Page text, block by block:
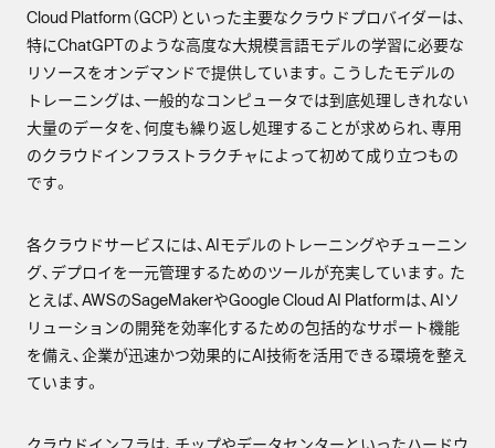
Cloud Platform（GCP）といった主要なクラウドプロバイダーは、
特にChatGPTのような高度な大規模言語モデルの学習に必要な
リソースをオンデマンドで提供しています。こうしたモデルの
トレーニングは、一般的なコンピュータでは到底処理しきれない
大量のデータを、何度も繰り返し処理することが求められ、専用
のクラウドインフラストラクチャによって初めて成り立つもの
です。
各クラウドサービスには、AIモデルのトレーニングやチューニン
グ、デプロイを一元管理するためのツールが充実しています。た
とえば、AWSのSageMakerやGoogle Cloud AI Platformは、AIソ
リューションの開発を効率化するための包括的なサポート機能
を備え、企業が迅速かつ効果的にAI技術を活用できる環境を整え
ています。
クラウドインフラは、チップやデータセンターといったハードウ